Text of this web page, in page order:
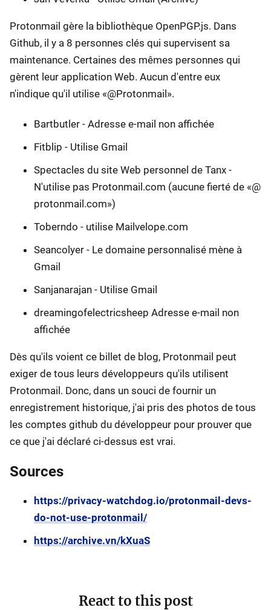
Protonmail gère la bibliothèque OpenPGP.js. Dans
Github, il y a 8 personnes clés qui supervisent sa
maintenance. Certaines des mêmes personnes qui
gèrent leur application Web. Aucun d'entre eux
n'indique qu'il utilise «@Protonmail».
Bartbutler - Adresse e-mail non affichée
Fitblip - Utilise Gmail
Spectacles du site Web personnel de Tanx -
N'utilise pas Protonmail.com (aucune fierté de «@
protonmail.com»)
Toberndo - utilise Mailvelope.com
Seancolyer - Le domaine personnalisé mène à
Gmail
Sanjanarajan - Utilise Gmail
dreamingofelectricsheep Adresse e-mail non
affichée
Dès qu'ils voient ce billet de blog, Protonmail peut
exiger de tous leurs développeurs qu'ils utilisent
Protonmail. Donc, dans un souci de fournir un
enregistrement historique, j'ai pris des photos de tous
les comptes github du développeur pour prouver que
ce que j'ai déclaré ci-dessus est vrai.
Sources
https://privacy-watchdog.io/protonmail-devs-
do-not-use-protonmail/
https://archive.vn/kXuaS
React to this post